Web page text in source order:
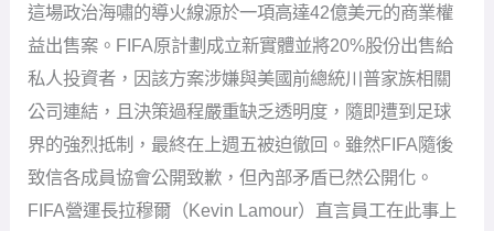
這場政治海嘯的導火線源於一項高達42億美元的商業權
益出售案。FIFA原計劃成立新實體並將20%股份出售給
私人投資者，因該方案涉嫌與美國前總統川普家族相關
公司連結，且決策過程嚴重缺乏透明度，隨即遭到足球
界的強烈抵制，最終在上週五被迫徹回。雖然FIFA隨後
致信各成員協會公開致歉，但內部矛盾已然公開化。
FIFA營運長拉穆爾（Kevin Lamour）直言員工在此事上